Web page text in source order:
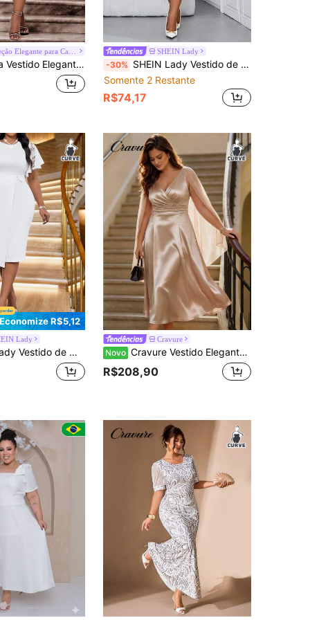
Pétala com Decote Coração em Cor Sólida para Mulheres Plus Size
SHEIN Lady
-30% SHEIN Lady Vestido de Festa Elegante com Cintura Marcada, Decote em V e Recortes em Renda para Mulheres Plus Size
Somente 2 Restante
R$74,17
R$5,12
Lady
para Escritório e Uso Diário, Vestidos de Festa de Aniversário, Looks de Show, Vestidos de Aniversário, Looks de Show, Looks de Festival, Looks Elegantes para Mulheres, Vestidos de Trabalho, Looks para Sair, Vestidos para Convidados de Casamento, Looks Brancos para Festa, Vestidos Elegantes de Festival
Cravure
Novo Cravure Vestido Elegante de Verão Plus Size para Mulheres com Gola de Xale, Decote em V de Tule, Cintura Franzida, Enfeite de Pérolas, Saia em A, Adequado para Banquete, Encontro, Festa, Aniversário
R$208,90